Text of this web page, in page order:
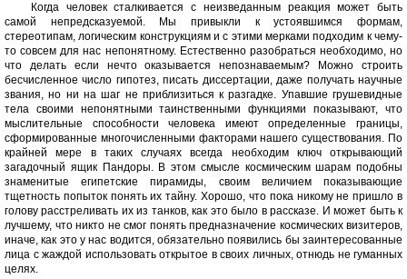
Когда человек сталкивается с неизведанным реакция может быть
самой непредсказуемой. Мы привыкли к устоявшимся формам,
стереотипам, логическим конструкциям и с этими мерками подходим к чему-
то совсем для нас непонятному. Естественно разобраться необходимо, но
что делать если нечто оказывается непознаваемым? Можно строить
бесчисленное число гипотез, писать диссертации, даже получать научные
звания, но ни на шаг не приблизиться к разгадке. Упавшие грушевидные
тела своими непонятными таинственными функциями показывают, что
мыслительные способности человека имеют определенные границы,
сформированные многочисленными факторами нашего существования. По
крайней мере в таких случаях всегда необходим ключ открывающий
загадочный ящик Пандоры. В этом смысле космическим шарам подобны
знаменитые египетские пирамиды, своим величием показывающие
тщетность попыток понять их тайну. Хорошо, что пока никому не пришло в
голову расстреливать их из танков, как это было в рассказе. И может быть к
лучшему, что никто не смог понять предназначение космических визитеров,
иначе, как это у нас водится, обязательно появились бы заинтересованные
лица с жаждой использовать открытое в своих личных, отнюдь не гуманных
целях.